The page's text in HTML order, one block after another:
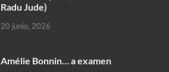
Radu Jude)
20 junio, 2026
Amélie Bonnin… a examen